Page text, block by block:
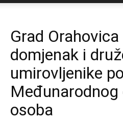
Grad
domjenak i
umirovljenike
osoba